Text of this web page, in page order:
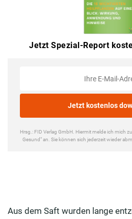
Aus dem Saft wurden lange